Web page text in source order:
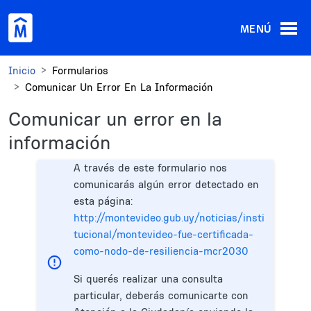
MENÚ
Inicio
Formularios
Comunicar Un Error En La Información
Comunicar un error en la
información
A través de este formulario nos
comunicarás algún error detectado en
esta página:
http://montevideo.gub.uy/noticias/insti
tucional/montevideo-fue-certificada-
como-nodo-de-resiliencia-mcr2030
Si querés realizar una consulta
particular, deberás comunicarte con